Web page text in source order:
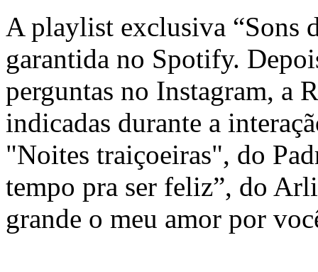
A playlist exclusiva “Sons
garantida no Spotify.
perguntas no Instagram, a
indicadas durante a
"Noites traiçoeiras", do
tempo pra ser feliz”, do
grande o meu amor por